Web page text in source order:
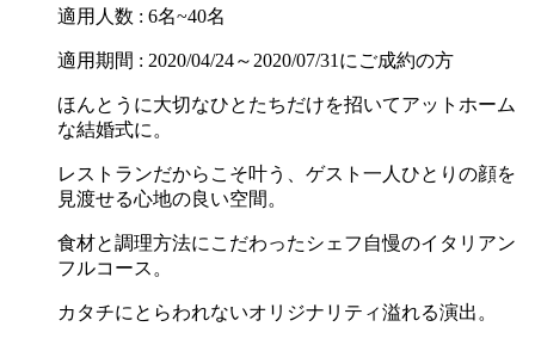
適用人数 : 6名~40名
適用期間 : 2020/04/24～2020/07/31にご成約の方
ほんとうに大切なひとたちだけを招いてアットホーム
な結婚式に。
レストランだからこそ叶う、ゲスト一人ひとりの顔を
見渡せる心地の良い空間。
食材と調理方法にこだわったシェフ自慢のイタリアン
フルコース。
カタチにとらわれないオリジナリティ溢れる演出。